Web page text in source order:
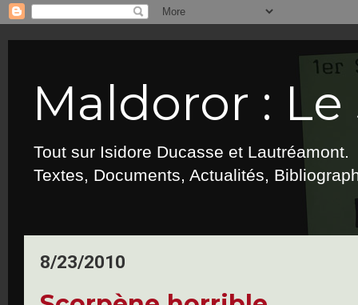
Maldoror : Le
Tout sur Isidore Ducasse et Lautréamont.
Textes, Documents, Actualités,
8/23/2010